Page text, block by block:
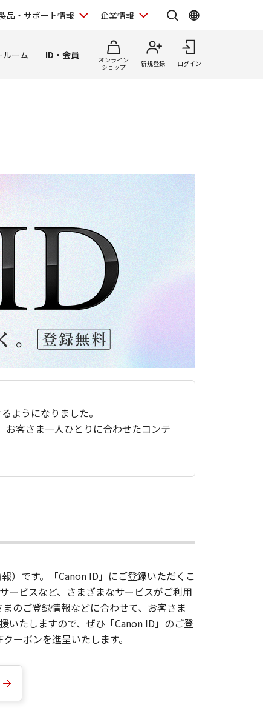
品・サポート情報 企業情報
ルーム ID・会員
オンライン
ショップ
新規登録 ログイン
ようになりました。
客さま一人ひとりに合わせたコンテ
）です。「Canon ID」にご登録いただくこ
ービスなど、さまざまなサービスがご利用
のご登録情報などに合わせて、お客さま
いたしますので、ぜひ「Canon ID」のご登
ーポンを進呈いたします。